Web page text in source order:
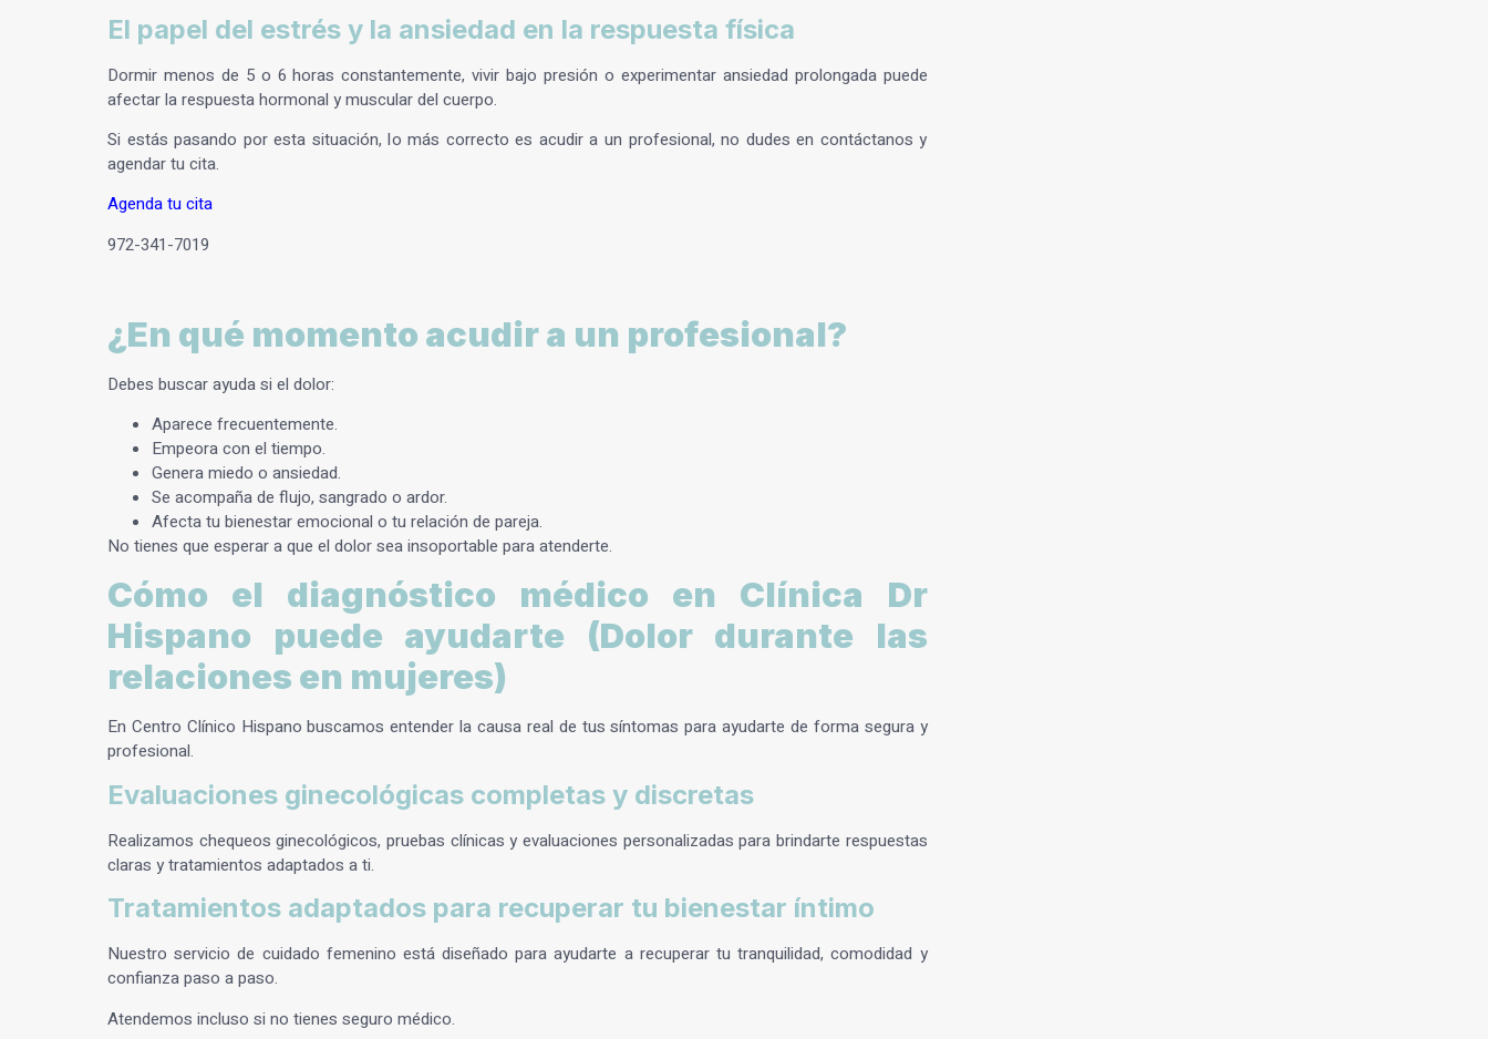
El papel del estrés y la ansiedad en la respuesta física
Dormir menos de 5 o 6 horas constantemente, vivir bajo presión o experimentar ansiedad prolongada puede
afectar la respuesta hormonal y muscular del cuerpo.
Si estás pasando por esta situación, lo más correcto es acudir a un profesional, no dudes en contáctanos y
agendar tu cita.
Agenda tu cita
972-341-7019
¿En qué momento acudir a un profesional?
Debes buscar ayuda si el dolor:
Aparece frecuentemente.
Empeora con el tiempo.
Genera miedo o ansiedad.
Se acompaña de flujo, sangrado o ardor.
Afecta tu bienestar emocional o tu relación de pareja.
No tienes que esperar a que el dolor sea insoportable para atenderte.
Cómo el diagnóstico médico en Clínica Dr
Hispano puede ayudarte (Dolor durante las
relaciones en mujeres)
En Centro Clínico Hispano buscamos entender la causa real de tus síntomas para ayudarte de forma segura y
profesional.
Evaluaciones ginecológicas completas y discretas
Realizamos chequeos ginecológicos, pruebas clínicas y evaluaciones personalizadas para brindarte respuestas
claras y tratamientos adaptados a ti.
Tratamientos adaptados para recuperar tu bienestar íntimo
Nuestro servicio de cuidado femenino está diseñado para ayudarte a recuperar tu tranquilidad, comodidad y
confianza paso a paso.
Atendemos incluso si no tienes seguro médico.